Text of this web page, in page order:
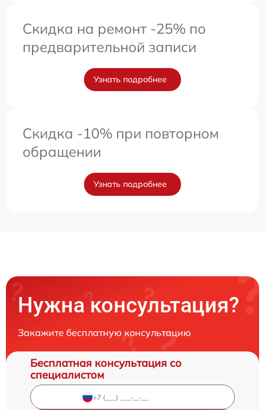
Скидка на ремонт -25% по
предварительной записи
Узнать подробнее
Скидка -10% при повторном
обращении
Узнать подробнее
Нужна консультация?
Закажите бесплатную консультацию
Бесплатная консультация со
специалистом